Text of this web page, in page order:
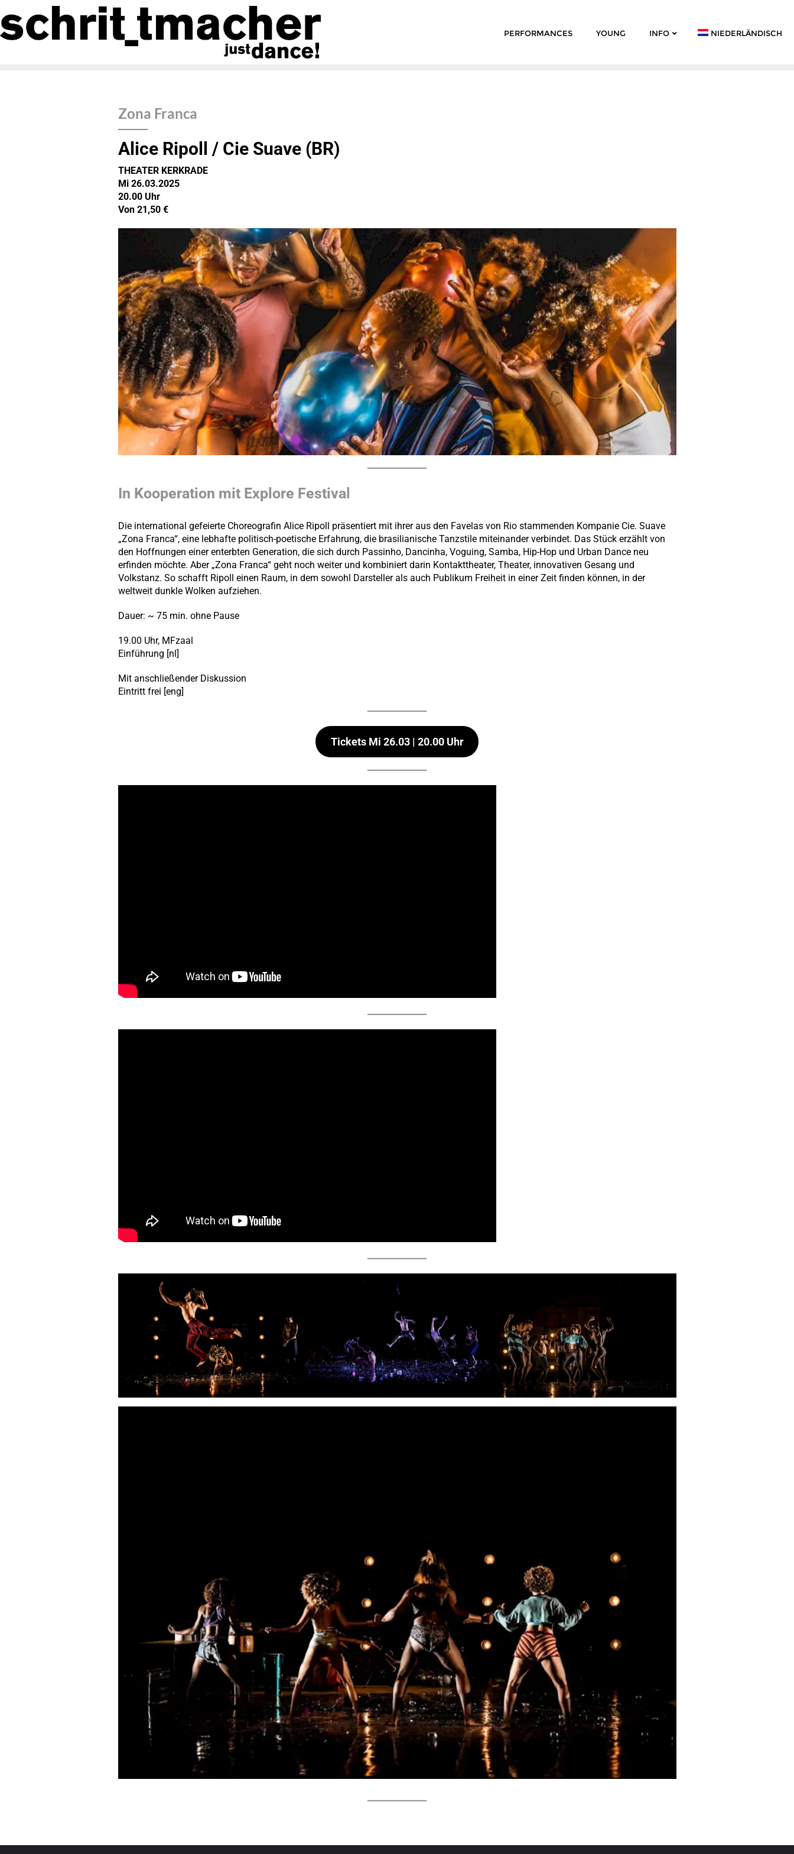
PERFORMANCES YOUNG INFO NIEDERLÄNDISCH
Zona Franca
Alice Ripoll / Cie Suave (BR)
THEATER KERKRADE
Mi 26.03.2025
20.00 Uhr
Von 21,50 €
In Kooperation mit Explore Festival
Die international gefeierte Choreografin Alice Ripoll präsentiert mit ihrer aus den Favelas von Rio stammenden Kompanie Cie. Suave
„Zona Franca“, eine lebhafte politisch-poetische Erfahrung, die brasilianische Tanzstile miteinander verbindet. Das Stück erzählt von
den Hoffnungen einer enterbten Generation, die sich durch Passinho, Dancinha, Voguing, Samba, Hip-Hop und Urban Dance neu
erfinden möchte. Aber „Zona Franca“ geht noch weiter und kombiniert darin Kontakttheater, Theater, innovativen Gesang und
Volkstanz. So schafft Ripoll einen Raum, in dem sowohl Darsteller als auch Publikum Freiheit in einer Zeit finden können, in der
weltweit dunkle Wolken aufziehen.
Dauer: ~ 75 min. ohne Pause
19.00 Uhr, MFzaal
Einführung [nl]
Mit anschließender Diskussion
Eintritt frei [eng]
Tickets Mi 26.03 | 20.00 Uhr